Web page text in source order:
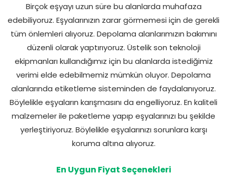
Birçok eşyayı uzun süre bu alanlarda muhafaza
edebiliyoruz. Eşyalarınızın zarar görmemesi için de gerekli
tüm önlemleri alıyoruz. Depolama alanlarımızın bakımını
düzenli olarak yaptırıyoruz. Üstelik son teknoloji
ekipmanları kullandığımız için bu alanlarda istediğimiz
verimi elde edebilmemiz mümkün oluyor. Depolama
alanlarında etiketleme sisteminden de faydalanıyoruz.
Böylelikle eşyaların karışmasını da engelliyoruz. En kaliteli
malzemeler ile paketleme yapıp eşyalarınızı bu şekilde
yerleştiriyoruz. Böylelikle eşyalarınızı sorunlara karşı
koruma altına alıyoruz.
En Uygun Fiyat Seçenekleri